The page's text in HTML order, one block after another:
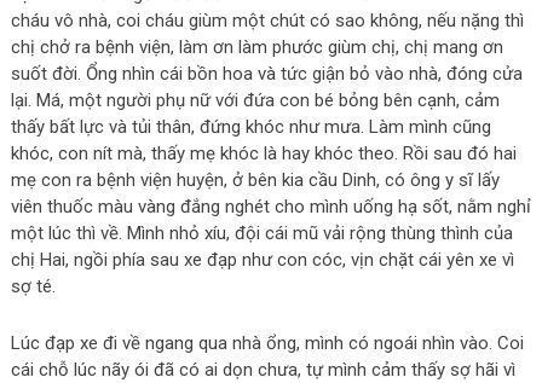
cháu vô nhà, coi cháu giùm một chút có sao không, nếu nặng thì
chị chở ra bệnh viện, làm ơn làm phước giùm chị, chị mang ơn
suốt đời. Ổng nhìn cái bồn hoa và tức giận bỏ vào nhà, đóng cửa
lại. Má, một người phụ nữ với đứa con bé bỏng bên cạnh, cảm
thấy bất lực và tủi thân, đứng khóc như mưa. Làm mình cũng
khóc, con nít mà, thấy mẹ khóc là hay khóc theo. Rồi sau đó hai
mẹ con ra bệnh viện huyện, ở bên kia cầu Dinh, có ông y sĩ lấy
viên thuốc màu vàng đắng nghét cho mình uống hạ sốt, nằm nghỉ
một lúc thì về. Mình nhỏ xíu, đội cái mũ vải rộng thùng thình của
chị Hai, ngồi phía sau xe đạp như con cóc, vịn chặt cái yên xe vì
sợ té.
Lúc đạp xe đi về ngang qua nhà ổng, mình có ngoái nhìn vào. Coi
cái chỗ lúc nãy ói đã có ai dọn chưa, tự mình cảm thấy sợ hãi vì